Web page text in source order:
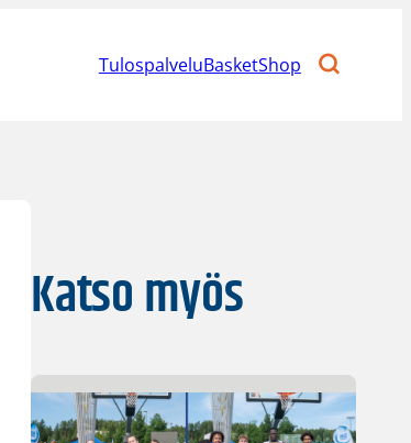
TulospalveluBasketShop
Katso myös